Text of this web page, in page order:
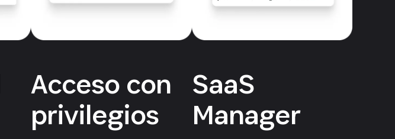
Acceso con
privilegios
SaaS
Manager